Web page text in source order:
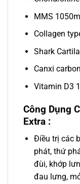
MMS
Collagen
Shark
Canxi
Vitamin D3
Công Dụng
Extra :
Điều trị các
phát, thứ
đùi, khớp
đau lưng,